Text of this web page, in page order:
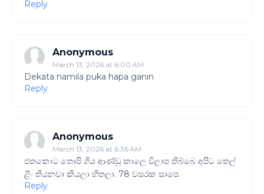
Reply
Anonymous
March 13, 2026 at 6:00 AM
Dekata namila puka hapa ganin
Reply
Anonymous
March 13, 2026 at 6:36 AM
එතකොට තොපි ගිය ආණ්ඩු කාලෙ විලාප තිබ්බෙ අපිට තෙල්
ළිං තියනවා කියලා හිතලා. 78 වසරක සාපෙ.
Reply